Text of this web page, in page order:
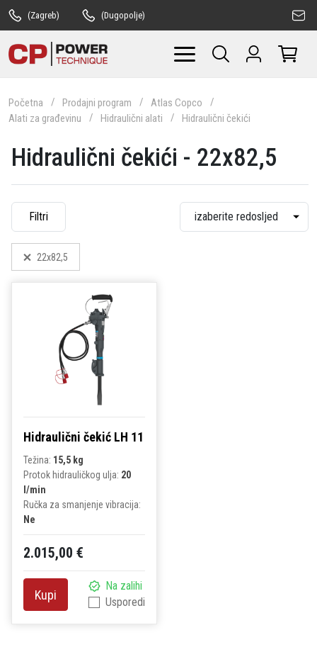
(Zagreb) (Dugopolje)
Početna Prodajni program
Atlas Copco
Alati za građevinu
Hidraulični alati Hidraulični čekići
Hidraulični čekići - 22x82,5
Filtri
22x82,5
Hidraulični čekić LH 11
Težina: 15,5 kg
Protok hidrauličkog ulja: 20
l/min
Ručka za smanjenje vibracija:
Ne
2.015,00 €
Kupi
Na zalihi
Usporedi